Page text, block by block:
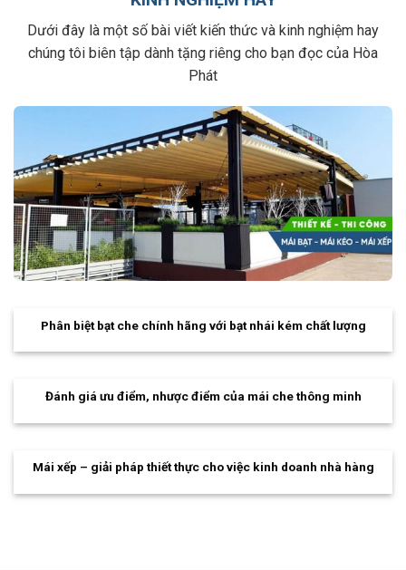
Dưới đây là một số bài viết kiến thức và kinh nghiệm hay
chúng tôi biên tập dành tặng riêng cho bạn đọc của Hòa
Phát
Phân biệt bạt che chính hãng với bạt nhái kém chất lượng
Đánh giá ưu điểm, nhược điểm của mái che thông minh
Mái xếp – giải pháp thiết thực cho việc kinh doanh nhà hàng